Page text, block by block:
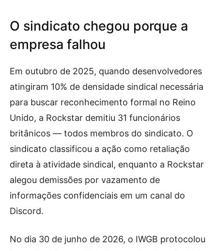
O sindicato chegou porque a
empresa falhou
Em outubro de 2025, quando desenvolvedores
atingiram 10% de densidade sindical necessária
para buscar reconhecimento formal no Reino
Unido, a Rockstar demitiu 31 funcionários
britânicos — todos membros do sindicato. O
sindicato classificou a ação como retaliação
direta à atividade sindical, enquanto a Rockstar
alegou demissões por vazamento de
informações confidenciais em um canal do
Discord.
No dia 30 de junho de 2026, o IWGB protocolou